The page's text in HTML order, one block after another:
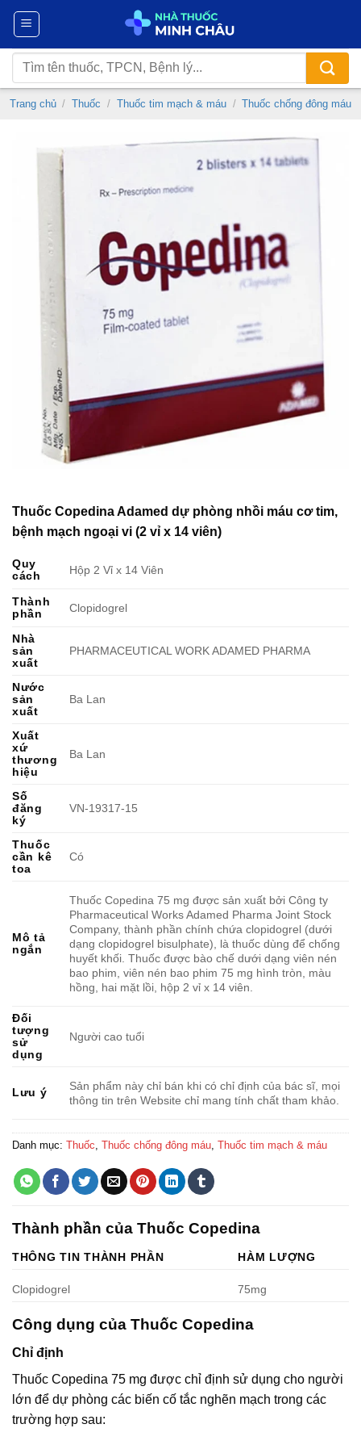
Chuyển
nội
dung
Tìm
kiếm:
Trang chủ / Thuốc / Thuốc tim mạch & máu / Thuốc chống đông máu
Thuốc Copedina Adamed dự phòng nhồi máu cơ tim,
bệnh mạch ngoại vi (2 vỉ x 14 viên)
Quy
cách
Hộp 2 Vỉ x 14 Viên
Thành
phần
Clopidogrel
Nhà
sản
xuất
PHARMACEUTICAL WORK ADAMED PHARMA
Nước
sản
xuất
Ba Lan
Xuất
xứ
thương
hiệu
Ba Lan
Số
đăng
ký
VN-19317-15
Thuốc
cần kê
toa
Có
Mô tả
ngắn
Thuốc Copedina 75 mg được sản xuất bởi Công ty
Pharmaceutical Works Adamed Pharma Joint Stock
Company, thành phần chính chứa clopidogrel (dưới
dạng clopidogrel bisulphate), là thuốc dùng để chống
huyết khối. Thuốc được bào chế dưới dạng viên nén
bao phim, viên nén bao phim 75 mg hình tròn, màu
hồng, hai mặt lồi, hộp 2 vỉ x 14 viên.
Đối
tượng
sử
dụng
Người cao tuổi
Lưu ý
Sản phẩm này chỉ bán khi có chỉ định của bác sĩ, mọi
thông tin trên Website chỉ mang tính chất tham khảo.
Danh mục: Thuốc Thuốc chống đông máu Thuốc tim mạch & máu
Thành phần của Thuốc Copedina
THÔNG TIN THÀNH PHẦN HÀM LƯỢNG
Clopidogrel 75mg
Công dụng của Thuốc Copedina
Chỉ định
Thuốc Copedina 75 mg được chỉ định sử dụng cho người
lớn để dự phòng các biến cố tắc nghẽn mạch trong các
trường hợp sau: